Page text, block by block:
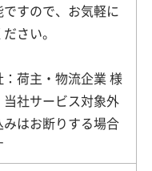
すので、お気軽に
さい。
：荷主・物流企業 様
当社サービス対象外
はお断りする場合